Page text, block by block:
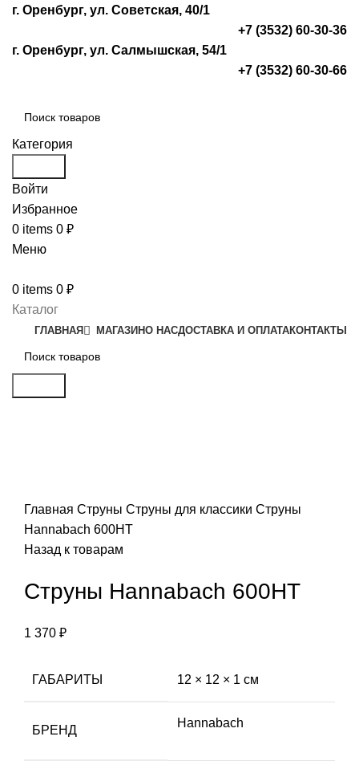
г. Оренбург, ул. Советская, 40/1
+7 (3532) 60-30-36
г. Оренбург, ул. Салмышская, 54/1
+7 (3532) 60-30-66
Категория
Войти
Избранное
0 items 0 ₽
Меню
0 items 0 ₽
Каталог
ГЛАВНАЯ МАГАЗИНО НАСДОСТАВКА И ОПЛАТАКОНТАКТЫ
Главная Струны Струны для классики Струны
Hannabach 600HT
Назад к товарам
Струны Hannabach 600HT
1 370 ₽
ГАБАРИТЫ 12 × 12 × 1 см
БРЕНД
Hannabach